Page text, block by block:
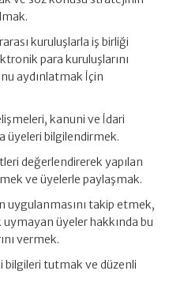
kuruluşlarla iş birliği
para kuruluşlarını
aydınlatmak İçin
kanuni ve İdari
üyeleri bilgilendirmek.
değerlendirerek yapılan
ve üyelerle paylaşmak.
uygulanmasını takip etmek,
üyeler hakkında bu
vermek.
bilgileri tutmak ve düzenli